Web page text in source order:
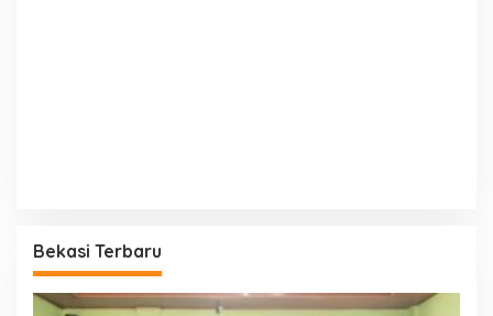
Bekasi Terbaru